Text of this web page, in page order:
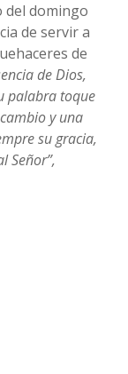
del domingo
de servir a
de
de Dios,
palabra toque
y una
su gracia,
Señor”,